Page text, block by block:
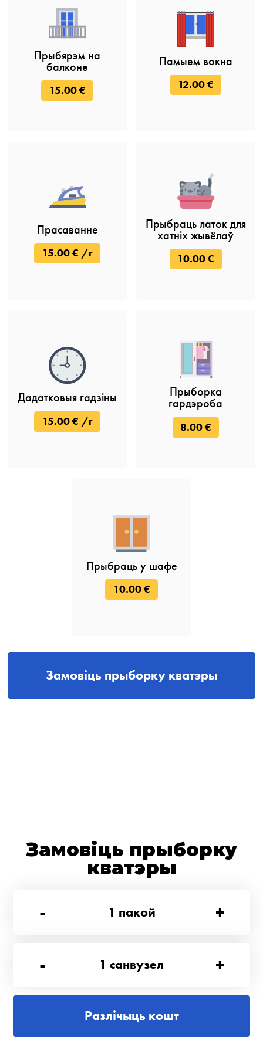
Прыбярэм на
балконе
15.00 €
Памыем вокна
12.00 €
Прасаванне
15.00 € /г
Прыбраць латок для
хатніх жывёлаў
10.00 €
Дадатковыя гадзіны
15.00 € /г
Прыборка
гардэроба
8.00 €
Прыбраць у шафе
10.00 €
Замовіць прыборку кватэры
Замовіць прыборку
кватэры
-
1 пакой +
- 1 санвузел +
Разлічыць кошт